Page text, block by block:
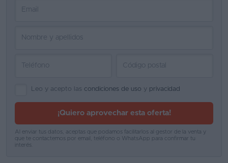
Vender
coches
2026
Leo y acepto las condiciones de uso y privacidad
¡Quiero aprovechar esta oferta!
Al enviar tus datos, aceptas que podamos facilitarlos al gestor de la venta y
que te contactemos por email, teléfono o WhatsApp para confirmar tu
interés.